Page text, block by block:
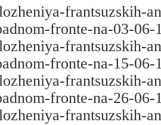
frantsuzskih-
fronte-na-03-06-
frantsuzskih-
fronte-na-15-06-
frantsuzskih-
fronte-na-26-06-
frantsuzskih-